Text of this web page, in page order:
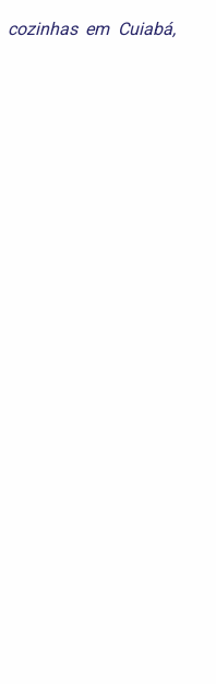
cozinhas em Cuiabá,